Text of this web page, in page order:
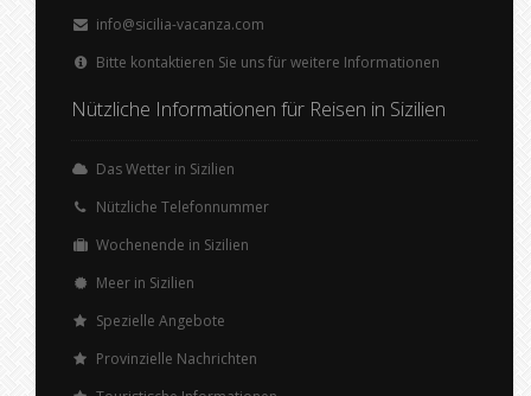
info@sicilia-vacanza.com
Bitte kontaktieren Sie uns für weitere Informationen
Nützliche Informationen für Reisen in Sizilien
Das Wetter in Sizilien
Nützliche Telefonnummer
Wochenende in Sizilien
Meer in Sizilien
Spezielle Angebote
Provinzielle Nachrichten